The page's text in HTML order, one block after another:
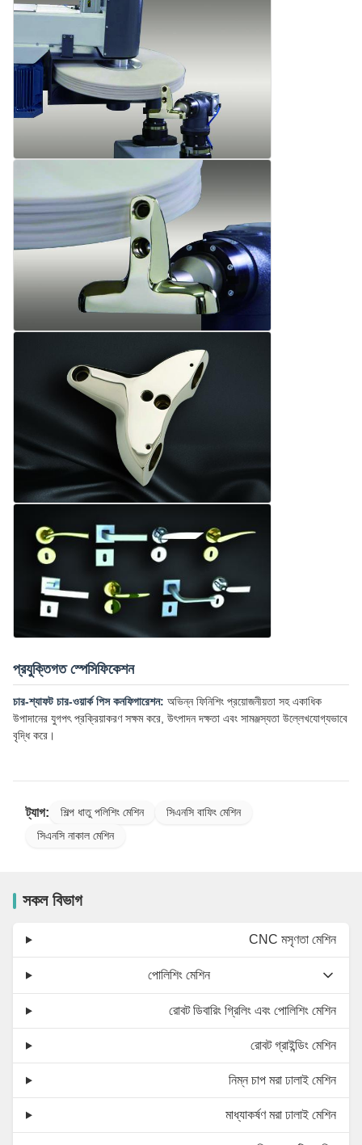
প্রযুক্তিগত স্পেসিফিকেশন
চার-শ্যাফট চার-ওয়ার্ক পিস কনফিগারেশন: অভিন্ন ফিনিশিং প্রয়োজনীয়তা সহ একাধিক
উপাদানের যুগপৎ প্রক্রিয়াকরণ সক্ষম করে, উৎপাদন দক্ষতা এবং সামঞ্জস্যতা উল্লেখযোগ্যভাবে
বৃদ্ধি করে।
ট্যাগ: শিল্প ধাতু পলিশিং মেশিন
সিএনসি বাফিং মেশিন
সিএনসি নাকাল মেশিন
সকল বিভাগ
CNC মসৃণতা মেশিন
পোলিশিং মেশিন
রোবট ডিবারিং গ্রিলিং এবং পোলিশিং মেশিন
রোবট গ্রাইন্ডিং মেশিন
নিম্ন চাপ মরা ঢালাই মেশিন
মাধ্যাকর্ষণ মরা ঢালাই মেশিন